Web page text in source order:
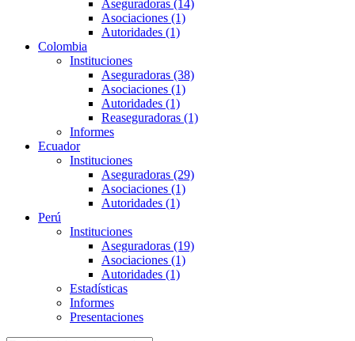
Aseguradoras (14)
Asociaciones (1)
Autoridades (1)
Colombia
Instituciones
Aseguradoras (38)
Asociaciones (1)
Autoridades (1)
Reaseguradoras (1)
Informes
Ecuador
Instituciones
Aseguradoras (29)
Asociaciones (1)
Autoridades (1)
Perú
Instituciones
Aseguradoras (19)
Asociaciones (1)
Autoridades (1)
Estadísticas
Informes
Presentaciones